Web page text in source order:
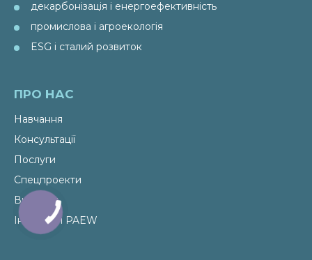
декарбонізація і енергоефективність
промислова і агроекологія
ESG і сталий розвиток
ПРО НАС
Навчання
Консультації
Послуги
Спецпроекти
Видання
Ініціативи PAEW